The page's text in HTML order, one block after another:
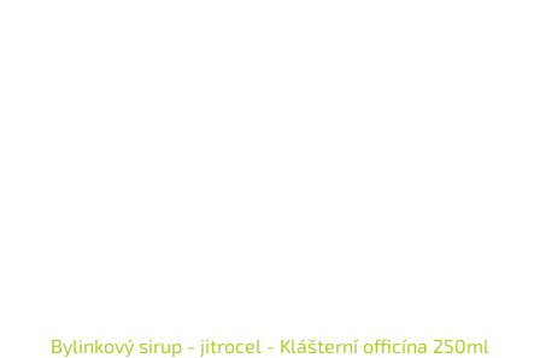
Bylinkový sirup - jitrocel - Klášterní officína 250ml